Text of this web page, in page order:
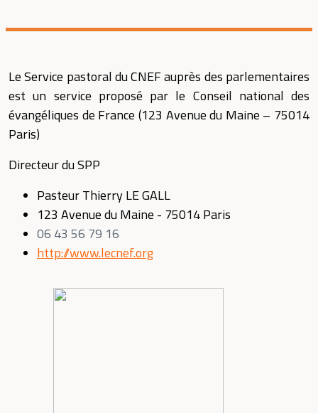
Le Service pastoral du CNEF auprès des parlementaires
est un service proposé par le Conseil national des
évangéliques de France (123 Avenue du Maine – 75014
Paris)
Directeur du SPP
Pasteur Thierry LE GALL
123 Avenue du Maine - 75014 Paris
06 43 56 79 16
http://www.lecnef.org